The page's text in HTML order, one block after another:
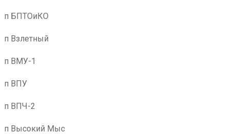
п БПТОиКО
п Взлетный
п ВМУ-1
п ВПУ
п ВПЧ-2
п Высокий Мыс